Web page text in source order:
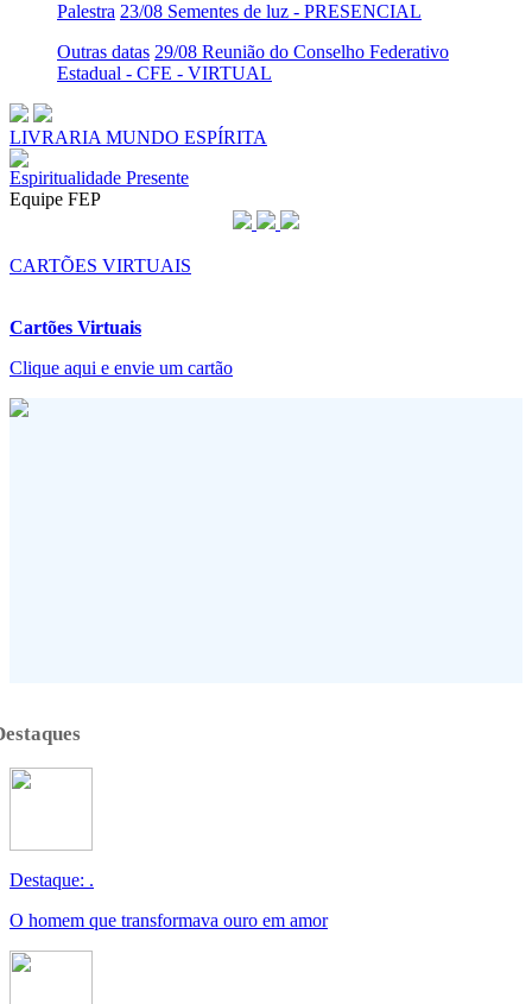
Palestra 23/08 Sementes de luz - PRESENCIAL
Outras datas 29/08 Reunião do Conselho Federativo
Estadual - CFE - VIRTUAL
LIVRARIA MUNDO ESPÍRITA
Espiritualidade Presente
Equipe FEP
CARTÕES VIRTUAIS
Cartões Virtuais
Clique aqui e envie um cartão
Destaque: .
O homem que transformava ouro em amor